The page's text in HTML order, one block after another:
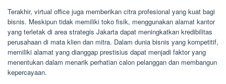
Terakhir, virtual office juga memberikan citra profesional yang kuat bagi
bisnis. Meskipun tidak memiliki toko fisik, menggunakan alamat kantor
yang terletak di area strategis Jakarta dapat meningkatkan kredibilitas
perusahaan di mata klien dan mitra. Dalam dunia bisnis yang kompetitif,
memiliki alamat yang dianggap prestisius dapat menjadi faktor yang
menentukan dalam menarik perhatian calon pelanggan dan membangun
kepercayaan.